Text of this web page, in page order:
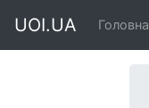
UOI.UA Головна